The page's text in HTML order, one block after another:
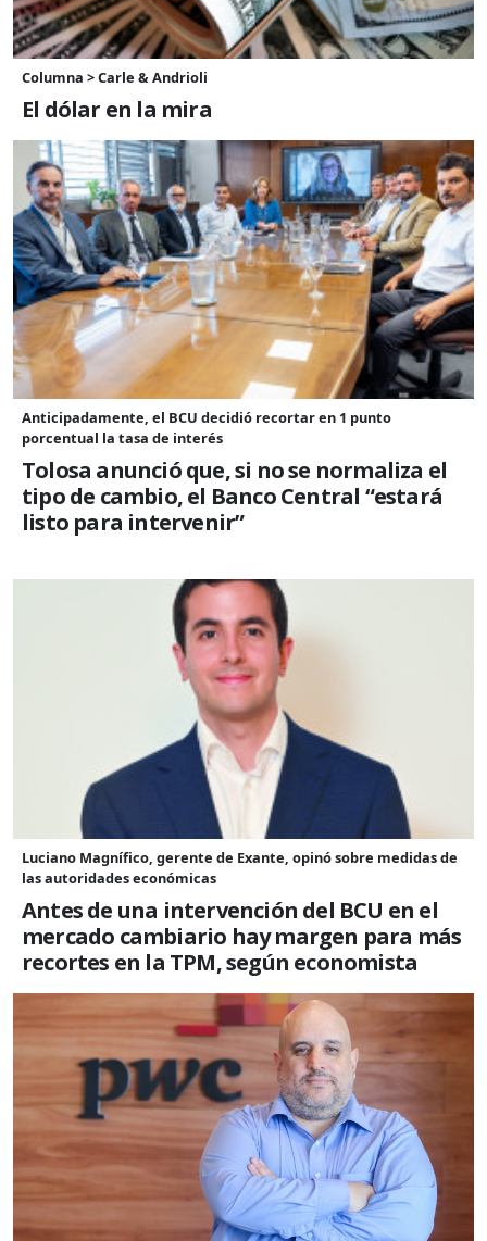
Columna > Carle & Andrioli
El dólar en la mira
Anticipadamente, el BCU decidió recortar en 1 punto
porcentual la tasa de interés
Tolosa anunció que, si no se normaliza el
tipo de cambio, el Banco Central “estará
listo para intervenir”
Luciano Magnífico, gerente de Exante, opinó sobre medidas de
las autoridades económicas
Antes de una intervención del BCU en el
mercado cambiario hay margen para más
recortes en la TPM, según economista